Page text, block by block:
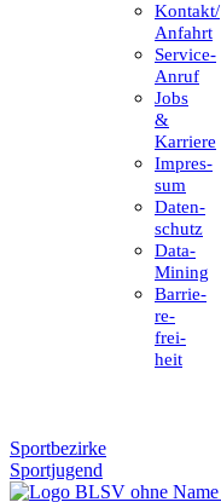
Kontakt/​​
Anfahrt
Service-
Anruf
Jobs
&
Karriere
Impres­
sum
Daten­
schutz
Data-
Mining
Barrie­
re­
frei­
heit
Sportbezirke
Sportjugend